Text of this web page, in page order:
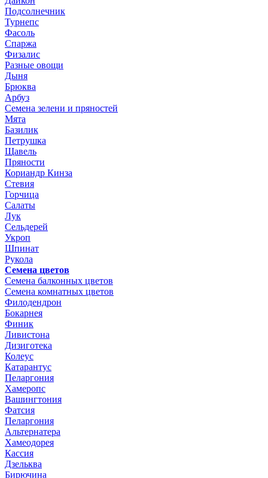
Подсолнечник
Турнепс
Фасоль
Спаржа
Физалис
Разные овощи
Дыня
Брюква
Арбуз
Семена зелени и пряностей
Мята
Базилик
Петрушка
Щавель
Пряности
Кориандр Кинза
Стевия
Горчица
Салаты
Лук
Сельдерей
Укроп
Шпинат
Рукола
Семена цветов
Семена балконных цветов
Семена комнатных цветов
Филодендрон
Бокарнея
Финик
Ливистона
Дизиготека
Колеус
Катарантус
Пеларгония
Хамеропс
Вашингтония
Фатсия
Пеларгония
Альтернатера
Хамеодорея
Кассия
Дзельква
Бирючина